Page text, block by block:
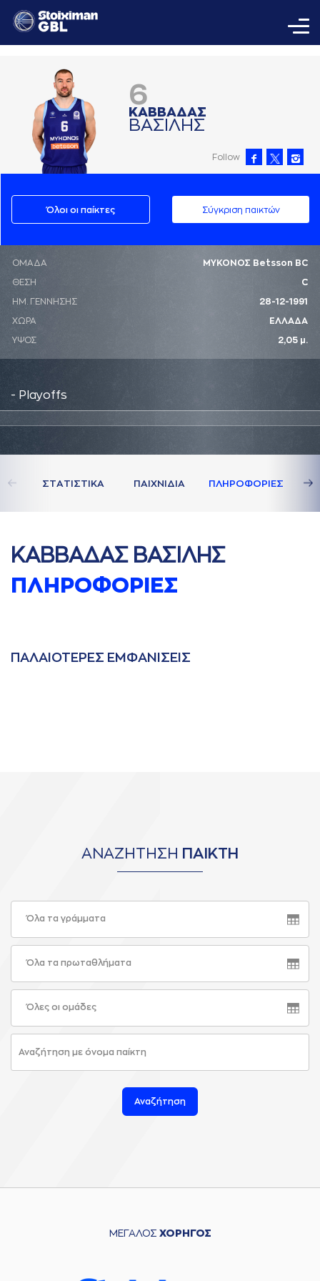
6
ΚAΒΒAΔAΣ
ΒAΣΙΛΗΣ
Follow
Όλοι οι παίκτες Σύγκριση παικτών
ΟΜΑΔΑ ΜΥΚΟΝΟΣ Betsson BC
ΘΕΣΗ C
ΗΜ. ΓΕΝΝΗΣΗΣ 28-12-1991
ΧΩΡΑ ΕΛΛΑΔΑ
ΥΨΟΣ 2,05 μ.
- Playoffs
ΣΤAΤΙΣΤΙΚA ΠAΙΧΝΙΔΙA ΠΛΗΡΟΦΟΡΙΕΣ
ΚAΒΒAΔAΣ ΒAΣΙΛΗΣ
ΠΛΗΡΟΦΟΡΙΕΣ
ΠAΛAΙΟΤΕΡΕΣ ΕΜΦAΝΙΣΕΙΣ
ΑΝΑΖΗΤΗΣΗ ΠΑΙΚΤΗ
Όλα τα γράμματα
Όλα τα πρωταθλήματα
Όλες οι ομάδες
Αναζήτηση
ΜΕΓΑΛΟΣ ΧΟΡΗΓΟΣ